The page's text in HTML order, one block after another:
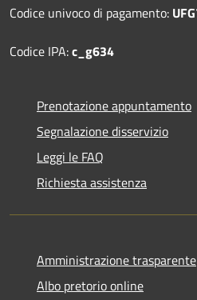
Codice univoco di pagamento:
Codice IPA:c_g634
Prenotazione appuntamento
Segnalazione disservizio
Leggi le FAQ
Richiesta assistenza
Amministrazione trasparente
Albo pretorio online